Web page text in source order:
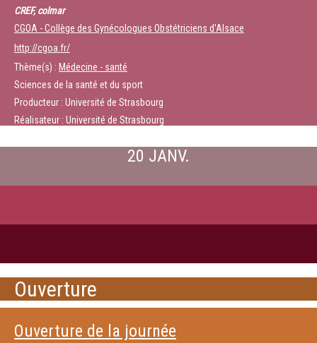
CREF, colmar
CGOA - Collège des Gynécologues Obstétriciens d'Alsace
http://cgoa.fr/
Thème(s) : Médecine - santé
Sciences de la santé et du sport
Producteur : Université de Strasbourg
Réalisateur : Université de Strasbourg
20 JANV.
Ouverture
Ouverture de la journée